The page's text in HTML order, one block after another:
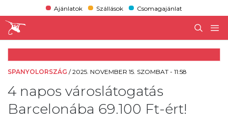
Ajánlatok Szállások Csomagajánlat
SPANYOLORSZÁG /2025. NOVEMBER 15. SZOMBAT - 11:58
4 napos városlátogatás
Barcelonába 69.100 Ft-ért!